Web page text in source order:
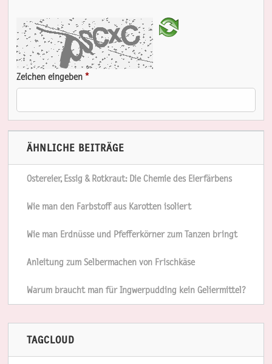
Zeichen eingeben*
ÄHNLICHE BEITRÄGE
Ostereier, Essig & Rotkraut: Die Chemie des Eierfärbens
Wie man den Farbstoff aus Karotten isoliert
Wie man Erdnüsse und Pfefferkörner zum Tanzen bringt
Anleitung zum Selbermachen von Frischkäse
Warum braucht man für Ingwerpudding kein Geliermittel?
TAGCLOUD